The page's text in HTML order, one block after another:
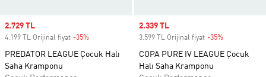
Sale price
2.729 TL
4.199 TL Orijinal fiyat -35%
PREDATOR LEAGUE Çocuk Halı
Saha Kramponu
Sale price
2.339 TL
3.599 TL Orijinal fiyat -35%
COPA PURE IV LEAGUE Çocuk
Halı Saha Kramponu